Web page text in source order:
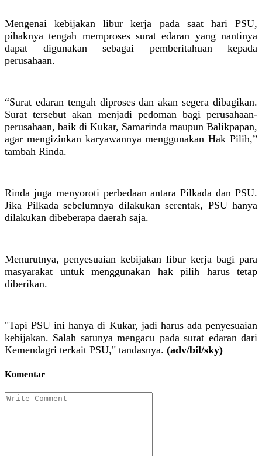
Mengenai kebijakan libur kerja pada saat hari PSU,
pihaknya tengah memproses surat edaran yang nantinya
dapat digunakan sebagai pemberitahuan kepada
perusahaan.
“Surat edaran tengah diproses dan akan segera dibagikan.
Surat tersebut akan menjadi pedoman bagi perusahaan-
perusahaan, baik di Kukar, Samarinda maupun Balikpapan,
agar mengizinkan karyawannya menggunakan Hak Pilih,”
tambah Rinda.
Rinda juga menyoroti perbedaan antara Pilkada dan PSU.
Jika Pilkada sebelumnya dilakukan serentak, PSU hanya
dilakukan dibeberapa daerah saja.
Menurutnya, penyesuaian kebijakan libur kerja bagi para
masyarakat untuk menggunakan hak pilih harus tetap
diberikan.
"Tapi PSU ini hanya di Kukar, jadi harus ada penyesuaian
kebijakan. Salah satunya mengacu pada surat edaran dari
Kemendagri terkait PSU," tandasnya. (adv/bil/sky)
Komentar